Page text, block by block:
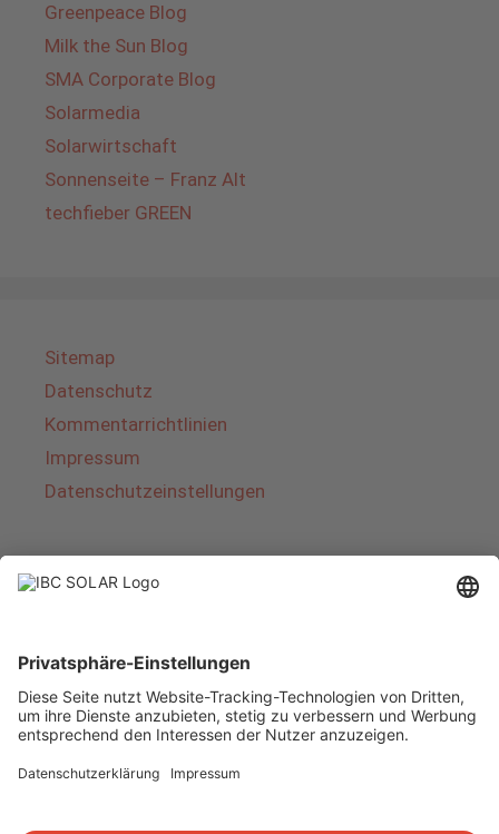
Greenpeace Blog
Milk the Sun Blog
SMA Corporate Blog
Solarmedia
Solarwirtschaft
Sonnenseite – Franz Alt
techfieber GREEN
Sitemap
Datenschutz
Kommentarrichtlinien
Impressum
Datenschutzeinstellungen
Über IBC SOLAR
von Energielösungen und Dienstleistungen im
Bereich Photovoltaik und Speicher. Das
Unternehmen bietet Komplettsysteme an und
deckt das gesamte Spektrum von der Planung
bis zur schlüsselfertigen Übergabe von